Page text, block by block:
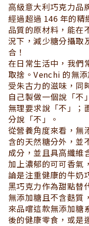
⾼級意⼤利巧克⼒品
經過超過 146 年的
品質的原材料，能在
況下，減少糖分攝取
合！
在日常生活中，我們
取捨。Venchi 的無
受朱古⼒的滋味，同
自己製做一個說「不
無理要求說「不」；
分說「不」。
從營養⾓度來看，無
含的天然糖分外，並
成分，並且具⾼纖維
加上濃郁的可可香氣
論是注重健康的⽜奶
⿊巧克⼒作為甜點替
無添加糖且不含麩質
來品嚐這款無添加糖
後的健康零食，或是